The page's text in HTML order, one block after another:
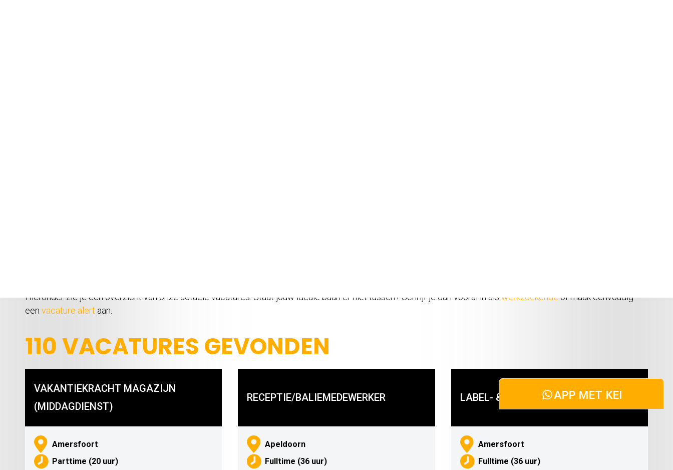
Hieronder zie je een overzicht van onze actuele vacatures. Staat jouw ideale baan er niet tussen? Schrijf je dan vooral in als werkzoekende of maak eenvoudig
een vacature alert aan.
110 VACATURES GEVONDEN
VAKANTIEKRACHT MAGAZIJN
(MIDDAGDIENST)
Amersfoort
Parttime (20 uur)
RECEPTIE/BALIEMEDEWERKER
Apeldoorn
Fulltime (36 uur)
LABEL- & REGISTRATIEMEDEWERKER
Amersfoort
Fulltime (36 uur)